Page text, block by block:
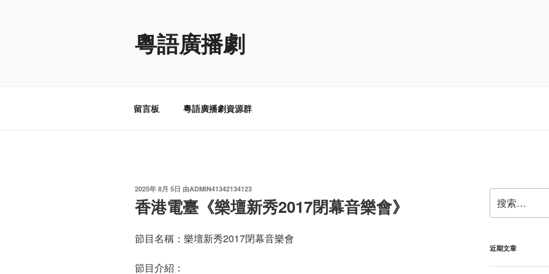
粵語廣播劇
留言板 粵語廣播劇資源群
发
布
于
2025年 8月 5日 由ADMIN41342134123
香港電臺《樂壇新秀2017閉幕音樂會》
節目名稱：樂壇新秀2017閉幕音樂會
節目介紹：
索：
近期文章